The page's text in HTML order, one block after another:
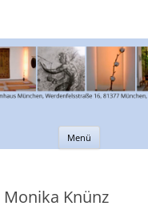
Menü
springen
Knünz